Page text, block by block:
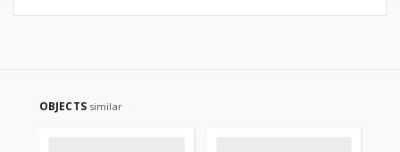
OBJECTS similar